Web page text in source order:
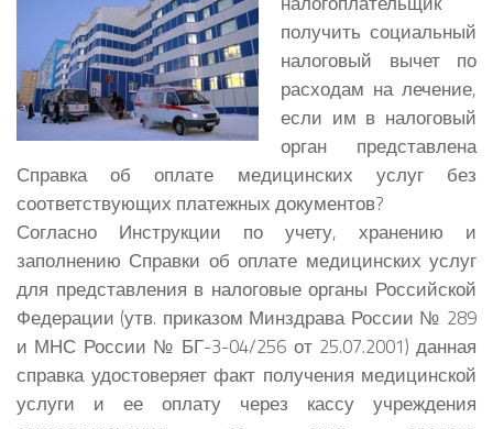
получить социальный
налоговый вычет по
расходам на лечение,
если им в налоговый
орган представлена
Справка об оплате медицинских услуг без
соответствующих платежных документов?
Согласно Инструкции по учету, хранению и
заполнению Справки об оплате медицинских услуг
для представления в налоговые органы Российской
Федерации (утв. приказом Минздрава России № 289
и МНС России № БГ-3-04/256 от 25.07.2001) данная
справка удостоверяет факт получения медицинской
услуги и ее оплату через кассу учреждения